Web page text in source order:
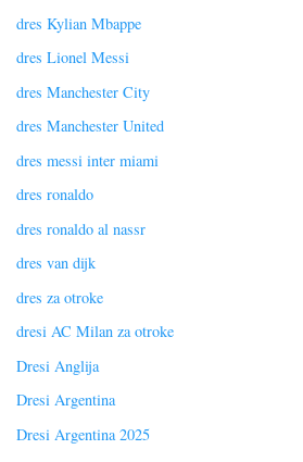
dres Kylian Mbappe
dres Lionel Messi
dres Manchester City
dres Manchester United
dres messi inter miami
dres ronaldo
dres ronaldo al nassr
dres van dijk
dres za otroke
dresi AC Milan za otroke
Dresi Anglija
Dresi Argentina
Dresi Argentina 2025